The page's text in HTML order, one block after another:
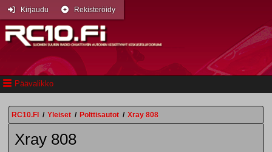
Päävalikko
Kirjaudu Rekisteröidy
RC10.FI / Yleiset / Polttisautot / Xray 808
Xray 808